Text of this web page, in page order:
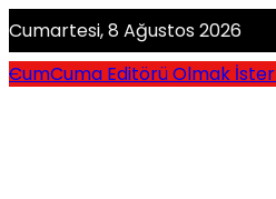
Cumartesi, 8 Ağustos 2026
CumCuma Editörü Olmak İster